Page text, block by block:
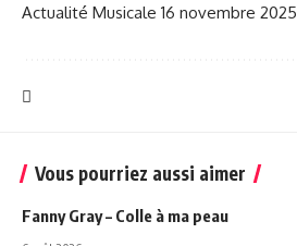
Actualité Musicale 16 novembre 2025
Vous pourriez aussi aimer
Fanny Gray – Colle à ma peau